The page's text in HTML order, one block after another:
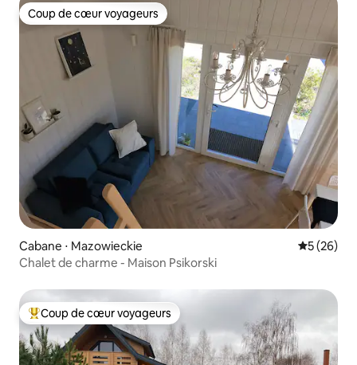
Coup de cœur voyageurs
Coup de cœur voyageurs
Cabane ⋅ Mazowieckie
5 (26)
Chalet de charme - Maison Psikorski
Coups de cœur voyageurs les plus appréciés
Coup de cœur voyageurs